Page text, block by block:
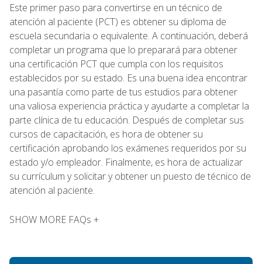
Este primer paso para convertirse en un técnico de
atención al paciente (PCT) es obtener su diploma de
escuela secundaria o equivalente. A continuación, deberá
completar un programa que lo preparará para obtener
una certificación PCT que cumpla con los requisitos
establecidos por su estado. Es una buena idea encontrar
una pasantía como parte de tus estudios para obtener
una valiosa experiencia práctica y ayudarte a completar la
parte clínica de tu educación. Después de completar sus
cursos de capacitación, es hora de obtener su
certificación aprobando los exámenes requeridos por su
estado y/o empleador. Finalmente, es hora de actualizar
su currículum y solicitar y obtener un puesto de técnico de
atención al paciente.
SHOW MORE FAQs +